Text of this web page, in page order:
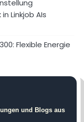
Linkjob AIs
Flexible Energie
und Blogs aus